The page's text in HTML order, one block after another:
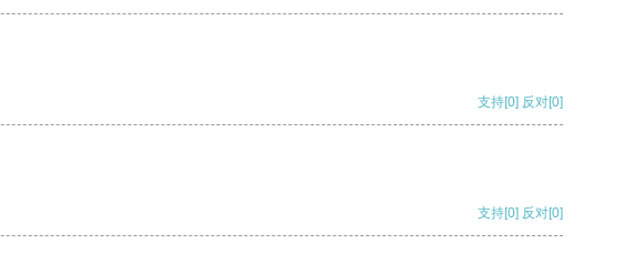
支持[0] 反对[0]
支持[0] 反对[0]